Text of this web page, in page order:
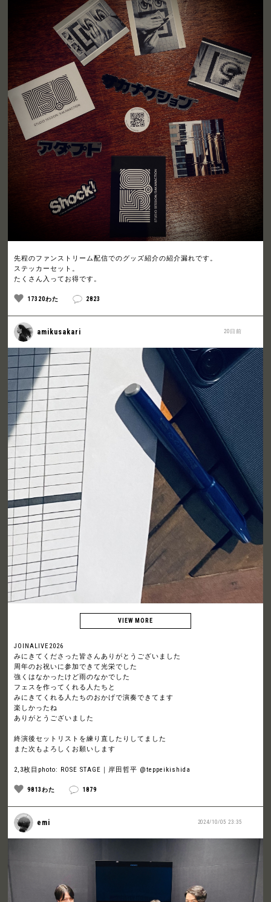
先程のファンストリーム配信でのグッズ紹介の紹介漏れです。
ステッカーセット。
たくさん入ってお得です。
17320わた 2823
20日前
amikusakari
JOINALIVE2026
みにきてくださった皆さんありがとうございました
周年のお祝いに参加できて光栄でした
強くはなかったけど雨のなかでした
フェスを作ってくれる人たちと
みにきてくれる人たちのおかげで演奏できてます
楽しかったね
ありがとうございました
終演後セットリストを練り直したりしてました
また次もよろしくお願いします
2,3枚目photo: ROSE STAGE｜岸田哲平 @teppeikishida
9813わた 1879
2024/10/05 23:35
emi